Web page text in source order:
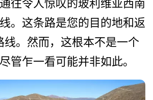
往令人惊叹的玻利维亚西南
。这条路­是您的目的地和返
线。然而，这根本不是一­个
管乍一看可能并非如此。